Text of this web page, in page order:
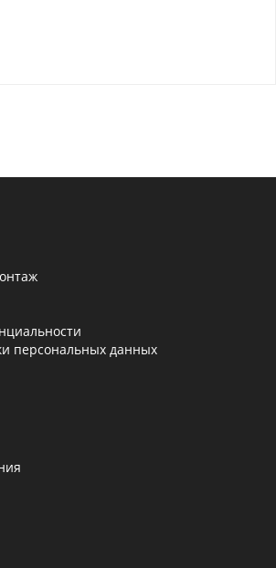
персональных данных